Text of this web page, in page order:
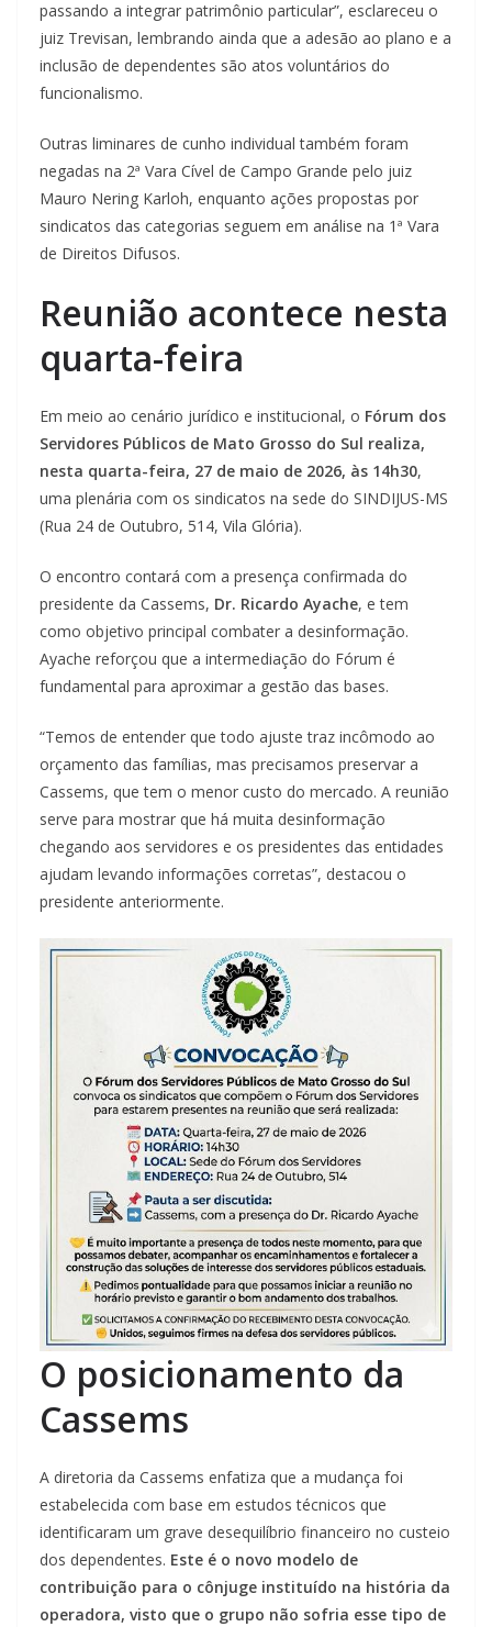
passando a integrar patrimônio particular”, esclareceu o
juiz Trevisan, lembrando ainda que a adesão ao plano e a
inclusão de dependentes são atos voluntários do
funcionalismo.
Outras liminares de cunho individual também foram
negadas na 2ª Vara Cível de Campo Grande pelo juiz
Mauro Nering Karloh, enquanto ações propostas por
sindicatos das categorias seguem em análise na 1ª Vara
de Direitos Difusos.
Reunião acontece nesta
quarta-feira
Em meio ao cenário jurídico e institucional, o Fórum dos
Servidores Públicos de Mato Grosso do Sul realiza,
nesta quarta-feira, 27 de maio de 2026, às 14h30,
uma plenária com os sindicatos na sede do SINDIJUS-MS
(Rua 24 de Outubro, 514, Vila Glória).
O encontro contará com a presença confirmada do
presidente da Cassems, Dr. Ricardo Ayache, e tem
como objetivo principal combater a desinformação.
Ayache reforçou que a intermediação do Fórum é
fundamental para aproximar a gestão das bases.
“Temos de entender que todo ajuste traz incômodo ao
orçamento das famílias, mas precisamos preservar a
Cassems, que tem o menor custo do mercado. A reunião
serve para mostrar que há muita desinformação
chegando aos servidores e os presidentes das entidades
ajudam levando informações corretas”, destacou o
presidente anteriormente.
O posicionamento da
Cassems
A diretoria da Cassems enfatiza que a mudança foi
estabelecida com base em estudos técnicos que
identificaram um grave desequilíbrio financeiro no custeio
dos dependentes. Este é o novo modelo de
contribuição para o cônjuge instituído na história da
operadora, visto que o grupo não sofria esse tipo de